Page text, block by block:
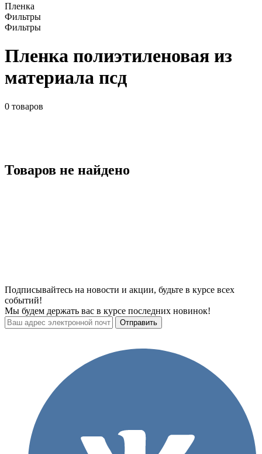
Пленка
Фильтры
Фильтры
Пленка полиэтиленовая из
материала псд
0 товаров
Товаров не найдено
Подписывайтесь на новости и акции, будьте в курсе всех
событий!
Мы будем держать вас в курсе последних новинок!